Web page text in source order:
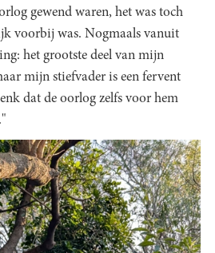
gewend waren, het was toch
voorbij was. Nogmaals vanuit
het grootste deel van mijn
mijn stiefvader is een fervent
dat de oorlog zelfs voor hem